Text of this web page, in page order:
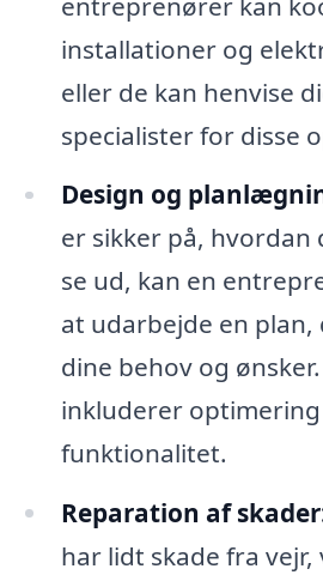
installationer og
eller de kan henvise
specialister for disse
Design og
er sikker på, hvordan
se ud, kan en
at udarbejde en plan,
dine behov og
inkluderer
funktionalitet.
Reparation af
har lidt skade fra